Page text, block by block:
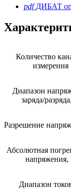
pdfДИБАТ
Количество
измерения
Диапазон
заряда/
Разрешение
Абсолютная
напряжения,
Диапазон